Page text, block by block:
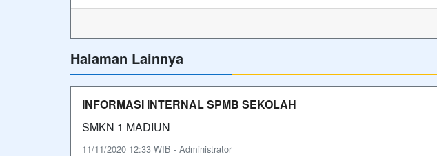
Halaman Lainnya
INFORMASI INTERNAL SPMB SEKOLAH
SMKN 1 MADIUN
11/11/2020 12:33 WIB - Administrator